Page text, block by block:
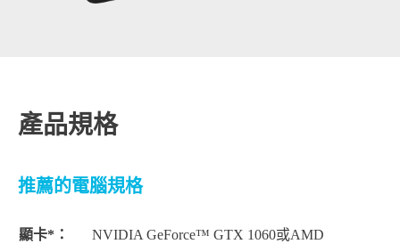
產品規格
推薦的電腦規格
顯卡*：
NVIDIA GeForce™ GTX 1060或AMD